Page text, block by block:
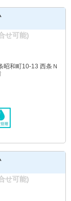
せ可能)
昭和町10-13 西条Ｎ
せ可能)